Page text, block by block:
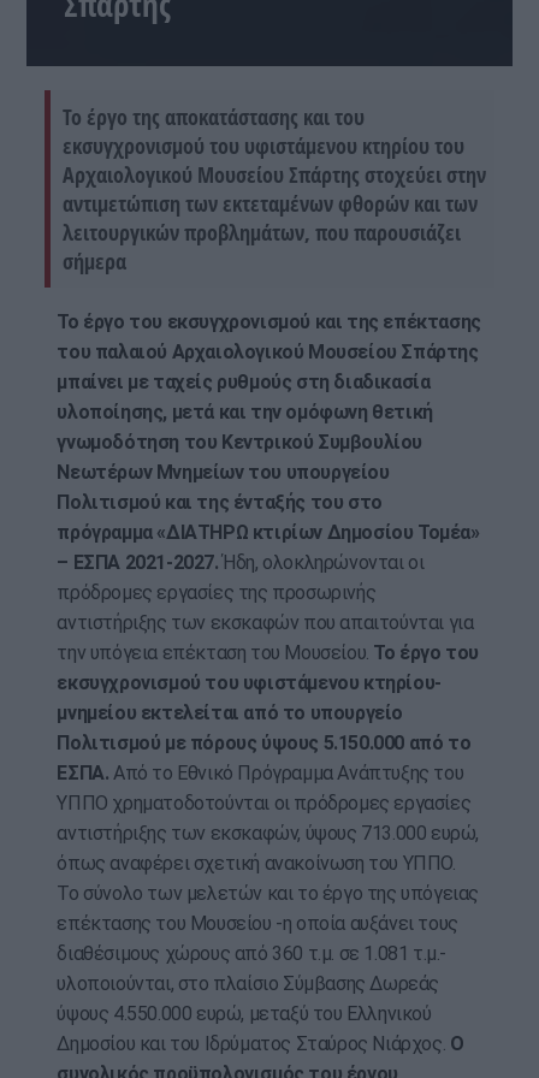
Το έργο της αποκατάστασης και του
εκσυγχρονισμού του υφιστάμενου κτηρίου του
Αρχαιολογικού Μουσείου Σπάρτης στοχεύει στην
αντιμετώπιση των εκτεταμένων φθορών και των
λειτουργικών προβλημάτων, που παρουσιάζει
σήμερα
Το έργο του εκσυγχρονισμού και της επέκτασης
του παλαιού Αρχαιολογικού Μουσείου Σπάρτης
μπαίνει με ταχείς ρυθμούς στη διαδικασία
υλοποίησης, μετά και την ομόφωνη θετική
γνωμοδότηση του Κεντρικού Συμβουλίου
Νεωτέρων Μνημείων του υπουργείου
Πολιτισμού και της ένταξής του στο
πρόγραμμα «ΔΙΑΤΗΡΩ κτιρίων Δημοσίου Τομέα»
– ΕΣΠΑ 2021-2027.Ήδη, ολοκληρώνονται οι
πρόδρομες εργασίες της προσωρινής
αντιστήριξης των εκσκαφών που απαιτούνται για
την υπόγεια επέκταση του Μουσείου. Το έργο του
εκσυγχρονισμού του υφιστάμενου κτηρίου-
μνημείου εκτελείται από το υπουργείο
Πολιτισμού με πόρους ύψους 5.150.000 από το
ΕΣΠΑ. Από το Εθνικό Πρόγραμμα Ανάπτυξης του
ΥΠΠΟ χρηματοδοτούνται οι πρόδρομες εργασίες
αντιστήριξης των εκσκαφών, ύψους 713.000 ευρώ,
όπως αναφέρει σχετική ανακοίνωση του ΥΠΠΟ.
Το σύνολο των μελετών και το έργο της υπόγειας
επέκτασης του Μουσείου -η οποία αυξάνει τους
διαθέσιμους χώρους από 360 τ.μ. σε 1.081 τ.μ.-
υλοποιούνται, στο πλαίσιο Σύμβασης Δωρεάς
ύψους 4.550.000 ευρώ, μεταξύ του Ελληνικού
Δημοσίου και του Ιδρύματος Σταύρος Νιάρχος. Ο